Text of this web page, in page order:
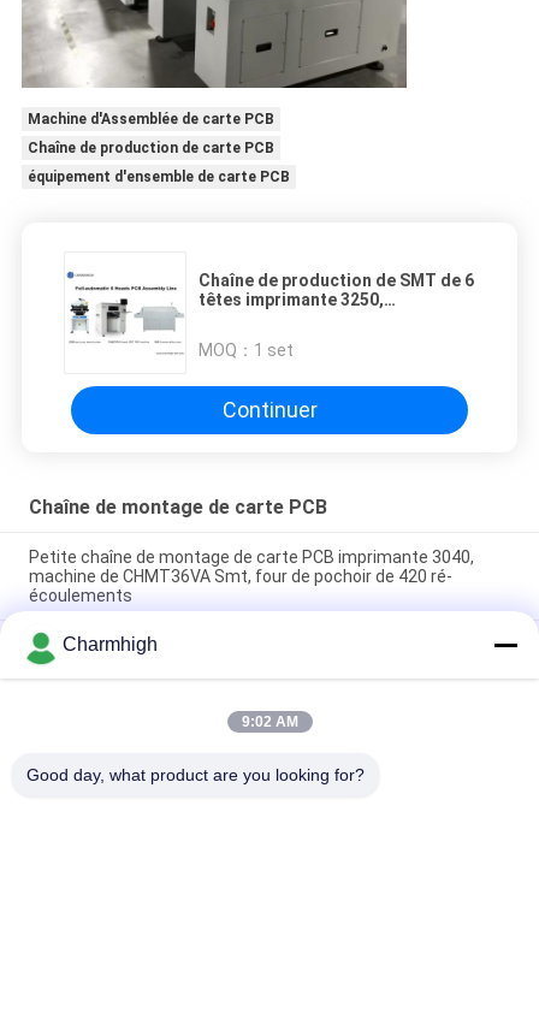
Machine d'Assemblée de carte PCB
Chaîne de production de carte PCB
équipement d'ensemble de carte PCB
Chaîne de production de SMT de 6
têtes imprimante 3250,
750
MOQ： 1 set
Continuer
Chaîne de montage de carte PCB
Petite chaîne de montage de carte PCB imprimante 3040,
machine de CHMT36VA Smt, four de pochoir de 420 ré-
écoulements
Conducteur de vibration de l'imprimante 3040/CHMT48VB+ de
pochoir, chaîne de montage de carte PCB de SMT/four BRT-
420 de ré-écoulement
4 chaîne de montage de carte PCB de four de ré-écoulement
Charmhigh
9:02 AM
Good day, what product are you looking for?